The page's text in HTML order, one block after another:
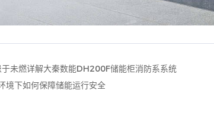
于未燃详解大秦数能DH200F储能柜消防系系统
境下如何保障储能运行安全